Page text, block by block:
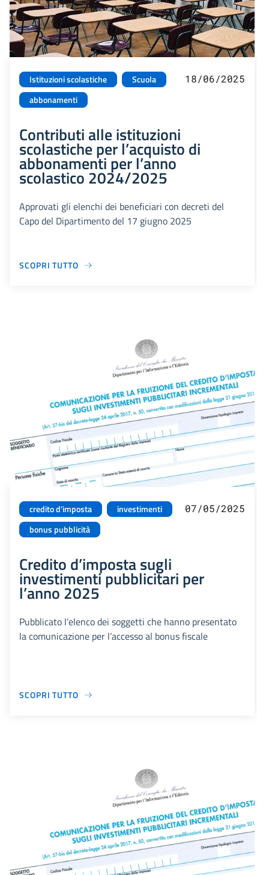
Istituzioni scolastiche
Scuola
abbonamenti
18/06/2025
Contributi alle istituzioni
scolastiche per l’acquisto di
abbonamenti per l’anno
scolastico 2024/2025
Approvati gli elenchi dei beneficiari con decreti del
Capo del Dipartimento del 17 giugno 2025
SCOPRI TUTTO
credito d'imposta
investimenti
bonus pubblicità
07/05/2025
Credito d’imposta sugli
investimenti pubblicitari per
l’anno 2025
Pubblicato l’elenco dei soggetti che hanno presentato
la comunicazione per l’accesso al bonus fiscale
SCOPRI TUTTO